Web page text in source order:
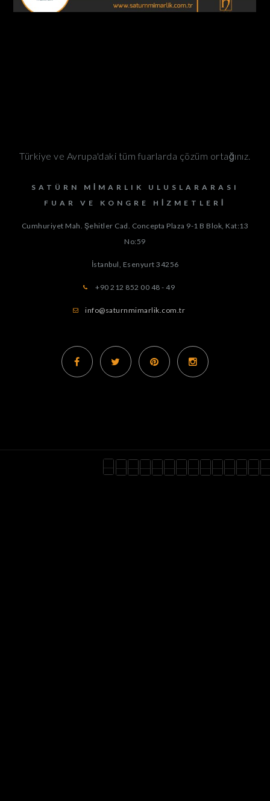
Türkiye ve Avrupa'daki tüm fuarlarda çözüm ortağınız.
SATÜRN MIMARLIK ULUSLARARASI
FUAR VE KONGRE HIZMETLERI
Cumhuriyet Mah. Şehitler Cad. Concepta Plaza 9-1 B Blok, Kat:13
No:59
İstanbul, Esenyurt 34256
+90 212 852 00 48 - 49
info@saturnmimarlik.com.tr